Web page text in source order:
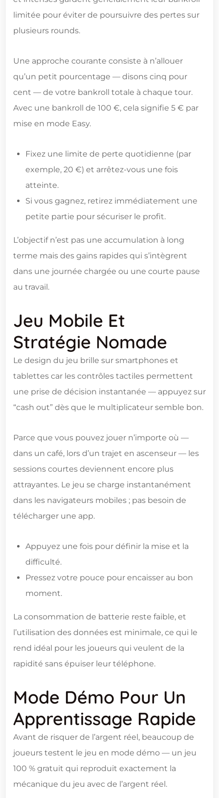
limitée pour éviter de poursuivre des pertes sur
plusieurs rounds.
Une approche courante consiste à n’allouer
qu’un petit pourcentage — disons cinq pour
cent — de votre bankroll totale à chaque tour.
Avec une bankroll de 100 €, cela signifie 5 € par
mise en mode Easy.
Fixez une limite de perte quotidienne (par
exemple, 20 €) et arrêtez-vous une fois
atteinte.
Si vous gagnez, retirez immédiatement une
petite partie pour sécuriser le profit.
L’objectif n’est pas une accumulation à long
terme mais des gains rapides qui s’intègrent
dans une journée chargée ou une courte pause
au travail.
Jeu Mobile Et
Stratégie Nomade
Le design du jeu brille sur smartphones et
tablettes car les contrôles tactiles permettent
une prise de décision instantanée — appuyez sur
“cash out” dès que le multiplicateur semble bon.
Parce que vous pouvez jouer n’importe où —
dans un café, lors d’un trajet en ascenseur — les
sessions courtes deviennent encore plus
attrayantes. Le jeu se charge instantanément
dans les navigateurs mobiles ; pas besoin de
télécharger une app.
Appuyez une fois pour définir la mise et la
difficulté.
Pressez votre pouce pour encaisser au bon
moment.
La consommation de batterie reste faible, et
l’utilisation des données est minimale, ce qui le
rend idéal pour les joueurs qui veulent de la
rapidité sans épuiser leur téléphone.
Mode Démo Pour Un
Apprentissage Rapide
Avant de risquer de l’argent réel, beaucoup de
joueurs testent le jeu en mode démo — un jeu
100 % gratuit qui reproduit exactement la
mécanique du jeu avec de l’argent réel.